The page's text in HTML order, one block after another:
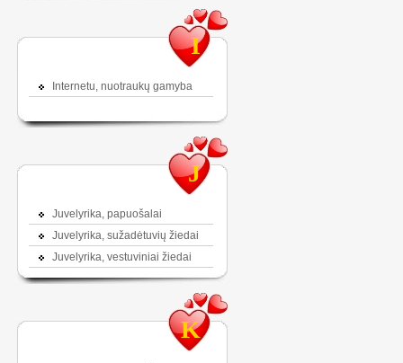
I
Internetu, nuotraukų gamyba
J
Juvelyrika, papuošalai
Juvelyrika, sužadėtuvių žiedai
Juvelyrika, vestuviniai žiedai
K